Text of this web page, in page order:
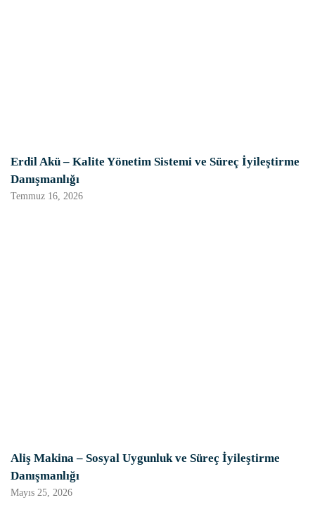
Erdil Akü – Kalite Yönetim Sistemi ve Süreç İyileştirme
Danışmanlığı
Temmuz 16, 2026
Aliş Makina – Sosyal Uygunluk ve Süreç İyileştirme
Danışmanlığı
Mayıs 25, 2026